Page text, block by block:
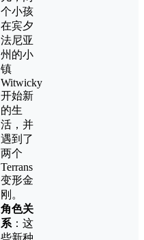
个小孩
在宾夕
法尼亚
州的小
镇
Witwicky
开始新
的生
活，并
遇到了
两个
Terrans
变形金
刚。
角色关
系 ：这
些新种